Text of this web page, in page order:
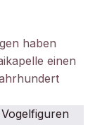
haben
einen